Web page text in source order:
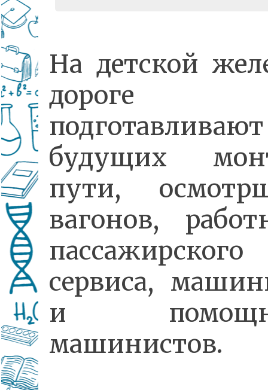
На детской
дороге
подготавливают
будущих
пути,
вагонов,
пассажирского
сервиса,
и
машинистов.